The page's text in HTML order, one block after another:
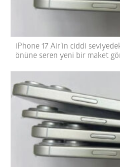
iPhone 17 Air’in ciddi
önüne seren yeni bir maket